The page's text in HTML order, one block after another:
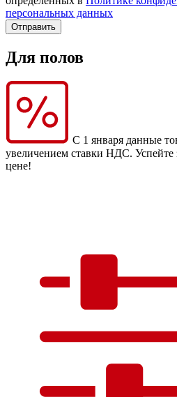
персональных данных
Для полов
С 1 января данные
увеличением ставки НДС. Успейте
цене!